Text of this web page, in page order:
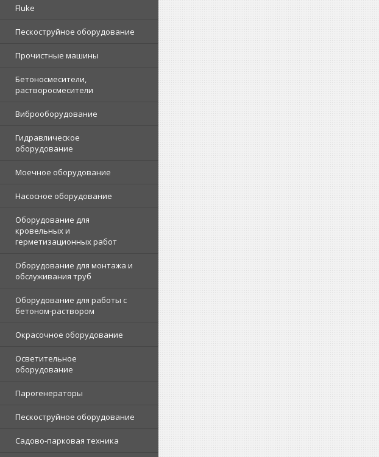
Fluke
Пескоструйное оборудование
Прочистные машины
Бетоносмесители,
растворосмесители
Виброоборудование
Гидравлическое
оборудование
Моечное оборудование
Насосное оборудование
Оборудование для
кровельных и
герметизационных работ
Оборудование для монтажа и
обслуживания труб
Оборудование для работы с
бетоном-раствором
Окрасочное оборудование
Осветительное
оборудование
Парогенераторы
Пескоструйное оборудование
Садово-парковая техника